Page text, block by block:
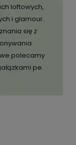
loftowych,
i glamour.
się z
polecamy
pe.